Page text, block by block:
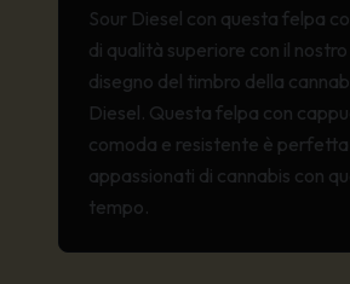
Sour Diesel con questa felpa
di qualità superiore con il
disegno del timbro della
Diesel. Questa felpa con
comoda e resistente è
appassionati di cannabis con
tempo.